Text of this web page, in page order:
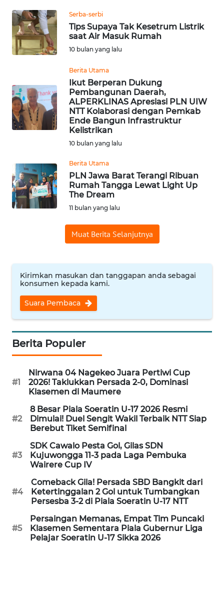
Serba-serbi
Tips Supaya Tak Kesetrum Listrik
saat Air Masuk Rumah
10 bulan yang lalu
Berita Utama
Ikut Berperan Dukung
Pembangunan Daerah,
ALPERKLINAS Apresiasi PLN UIW
NTT Kolaborasi dengan Pemkab
Ende Bangun Infrastruktur
Kelistrikan
10 bulan yang lalu
Berita Utama
PLN Jawa Barat Terangi Ribuan
Rumah Tangga Lewat Light Up
The Dream
11 bulan yang lalu
Muat Berita Selanjutnya
Kirimkan masukan dan tanggapan anda sebagai
konsumen kepada kami.
Suara Pembaca
Berita Populer
#1
Nirwana 04 Nagekeo Juara Pertiwi Cup
2026! Taklukkan Persada 2-0, Dominasi
Klasemen di Maumere
#2
8 Besar Piala Soeratin U-17 2026 Resmi
Dimulai! Duel Sengit Wakil Terbaik NTT Siap
Berebut Tiket Semifinal
#3
SDK Cawalo Pesta Gol, Gilas SDN
Kujuwongga 11-3 pada Laga Pembuka
Wairere Cup IV
#4
Comeback Gila! Persada SBD Bangkit dari
Ketertinggalan 2 Gol untuk Tumbangkan
Persesba 3-2 di Piala Soeratin U-17 NTT
#5
Persaingan Memanas, Empat Tim Puncaki
Klasemen Sementara Piala Gubernur Liga
Pelajar Soeratin U-17 Sikka 2026
INDRAMAYU
WN
KUNINGAN
MAJALENGKA
WN
SUBANG
WN
PURWAKARTA
WN
SEMARANG
WN
SOLO
WN
BOROBUDUR
WN
MADURA
WN
SURABAYA
WN
NATUNA
WN
BINTAN
WN
MANDALIKA